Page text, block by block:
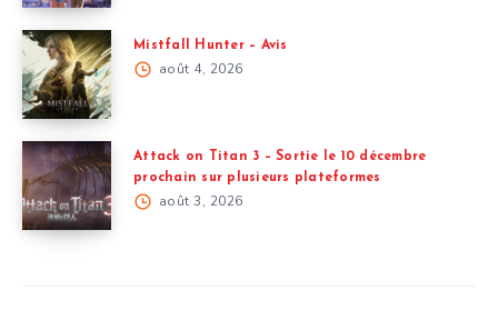
Mistfall Hunter – Avis
août 4, 2026
Attack on Titan 3 – Sortie le 10 décembre
prochain sur plusieurs plateformes
août 3, 2026